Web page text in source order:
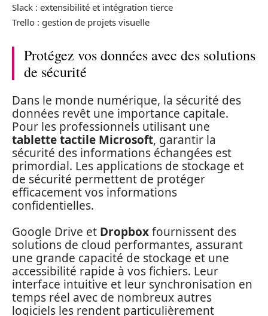
Slack : extensibilité et intégration tierce
Trello : gestion de projets visuelle
Protégez vos données avec des solutions
de sécurité
Dans le monde numérique, la sécurité des
données revêt une importance capitale.
Pour les professionnels utilisant une
tablette tactile Microsoft, garantir la
sécurité des informations échangées est
primordial. Les applications de stockage et
de sécurité permettent de protéger
efficacement vos informations
confidentielles.
Google Drive et Dropboxfournissent des
solutions de cloud performantes, assurant
une grande capacité de stockage et une
accessibilité rapide à vos fichiers. Leur
interface intuitive et leur synchronisation en
temps réel avec de nombreux autres
logiciels les rendent particulièrement